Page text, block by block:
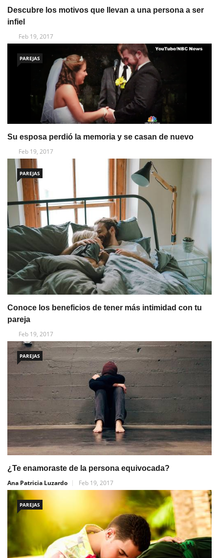
Descubre los motivos que llevan a una persona a ser
infiel
Feb 19, 2017
PAREJAS
Su esposa perdió la memoria y se casan de nuevo
Feb 19, 2017
PAREJAS
Conoce los beneficios de tener más intimidad con tu
pareja
Feb 19, 2017
PAREJAS
¿Te enamoraste de la persona equivocada?
Ana Patricia Luzardo
Feb 19, 2017
PAREJAS